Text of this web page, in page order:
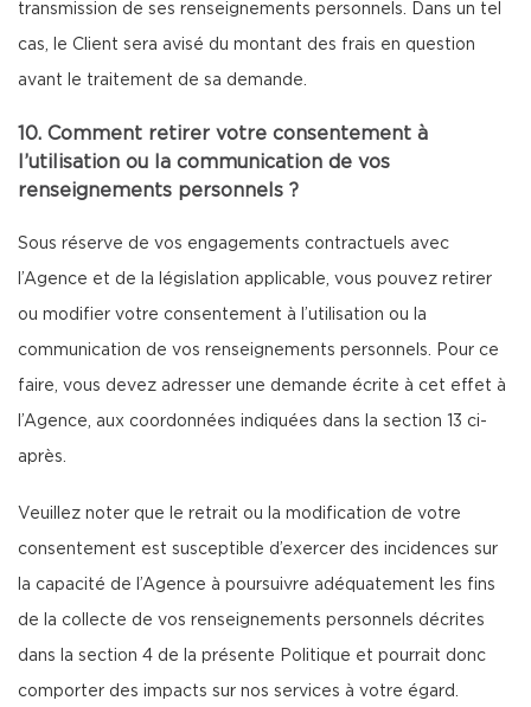
transmission de ses renseignements personnels. Dans un tel
cas, le Client sera avisé du montant des frais en question
avant le traitement de sa demande.
10. Comment retirer votre consentement à
l’utilisation ou la communication de vos
renseignements personnels ?
Sous réserve de vos engagements contractuels avec
l’Agence et de la législation applicable, vous pouvez retirer
ou modifier votre consentement à l’utilisation ou la
communication de vos renseignements personnels. Pour ce
faire, vous devez adresser une demande écrite à cet effet à
l’Agence, aux coordonnées indiquées dans la section 13 ci-
après.
Veuillez noter que le retrait ou la modification de votre
consentement est susceptible d’exercer des incidences sur
la capacité de l’Agence à poursuivre adéquatement les fins
de la collecte de vos renseignements personnels décrites
dans la section 4 de la présente Politique et pourrait donc
comporter des impacts sur nos services à votre égard.